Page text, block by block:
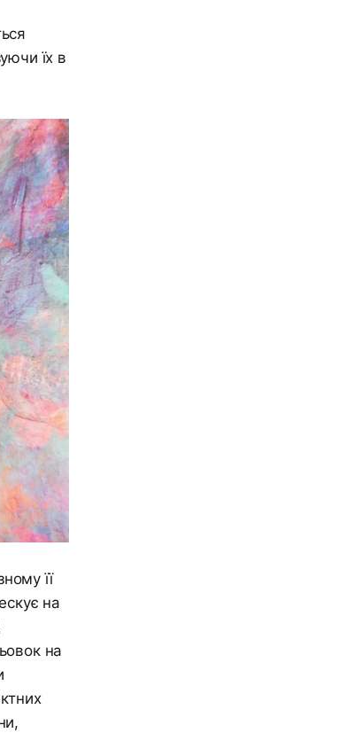
їх в
її
на
на